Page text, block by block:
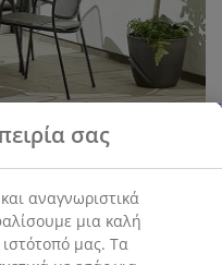
σας
αναγνωριστικά
μια καλή
μας. Τα